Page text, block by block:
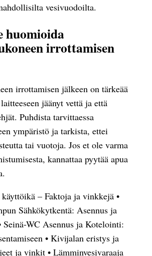
vesivuodoilta.
huomioida
irrottamisen
irrottamisen jälkeen on tärkeää
jäänyt vettä ja että
Puhdista tarvittaessa
ympäristö ja tarkista, ettei
tai vuotoja. Jos et ole varma
kannattaa pyytää apua
– Faktoja ja vinkkejä •
Sähkökytkentä: Asennus ja
Seinä-WC Asennus ja Kotelointi:
• Kivijalan eristys ja
ja vinkit • Lämminvesivaraaja